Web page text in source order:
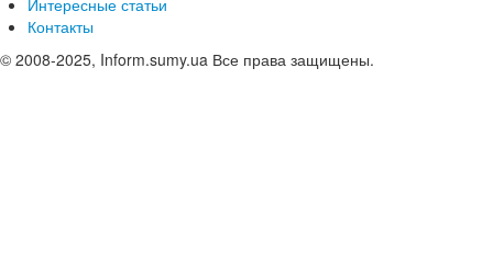
Интересные статьи
Контакты
© 2008-2025, Inform.sumy.ua Все права защищены.